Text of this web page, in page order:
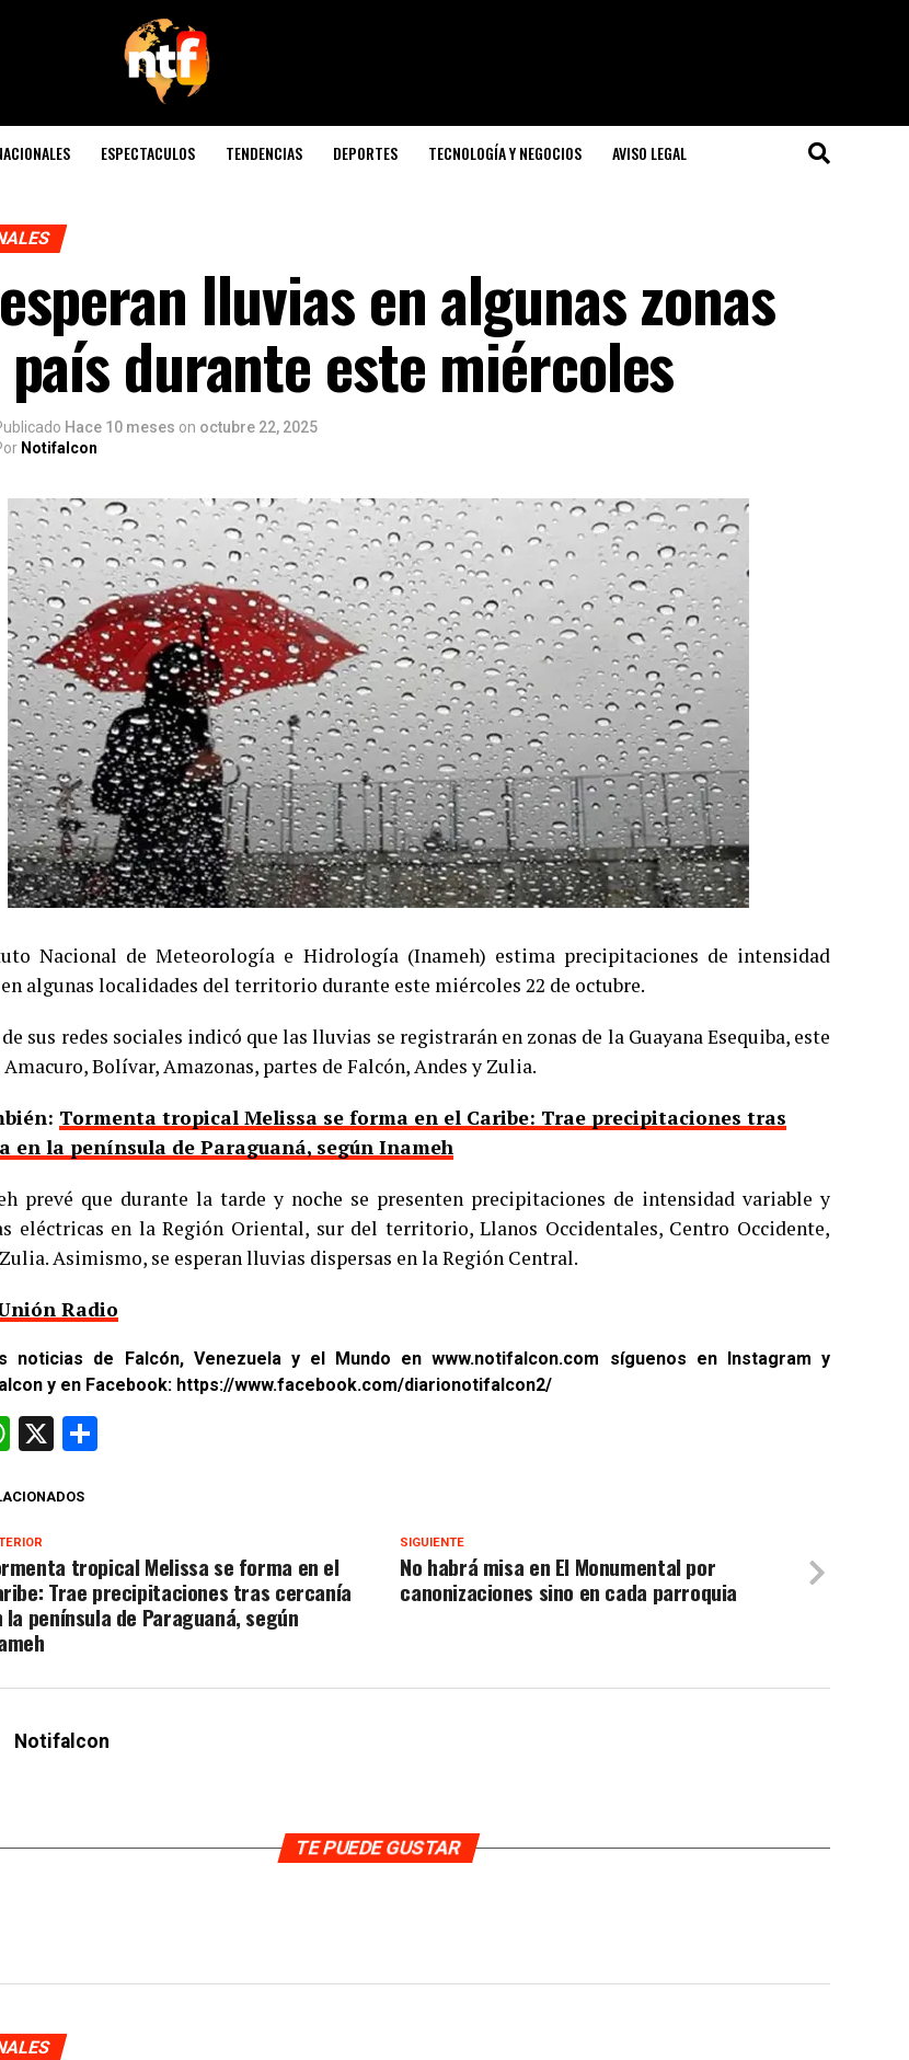
ESPECTACULOS TENDENCIAS DEPORTES TECNOLOGÍA Y NEGOCIOS AVISO LEGAL
lluvias en algunas zonas
durante este miércoles
Hace 10 meses on octubre 22, 2025
Notifalcon
Nacional de Meteorología e Hidrología (Inameh) estima precipitaciones de intensidad
algunas localidades del territorio durante este miércoles 22 de octubre.
sus redes sociales indicó que las lluvias se registrarán en zonas de la Guayana Esequiba, este
Bolívar, Amazonas, partes de Falcón, Andes y Zulia.
Tormenta tropical Melissa se forma en el Caribe: Trae precipitaciones tras
en la península de Paraguaná, según Inameh
prevé que durante la tarde y noche se presenten precipitaciones de intensidad variable y
eléctricas en la Región Oriental, sur del territorio, Llanos Occidentales, Centro Occidente,
Asimismo, se esperan lluvias dispersas en la Región Central.
Radio
noticias de Falcón, Venezuela y el Mundo enwww.notifalcon.com síguenos en Instagram y
y en Facebook: https://www.facebook.com/diarionotifalcon2/
WhatsApp
X
SIGUIENTE
No habrá misa en El Monumental por
canonizaciones sino en cada parroquia
tropical Melissa se forma en el
Trae precipitaciones tras cercanía
la península de Paraguaná, según
Notifalcon
TE PUEDE GUSTAR